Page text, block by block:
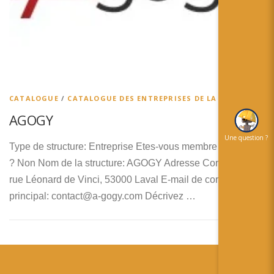
CATALOGUE / CATALOGUE DES ENTREPRISES DE LA RA
AGOGY
Type de structure: Entreprise Etes-vous membre de RA’pro
? Non Nom de la structure: AGOGY Adresse Complète: 6
rue Léonard de Vinci, 53000 Laval E-mail de contact
principal: contact@a-gogy.com Décrivez …
Une question ?